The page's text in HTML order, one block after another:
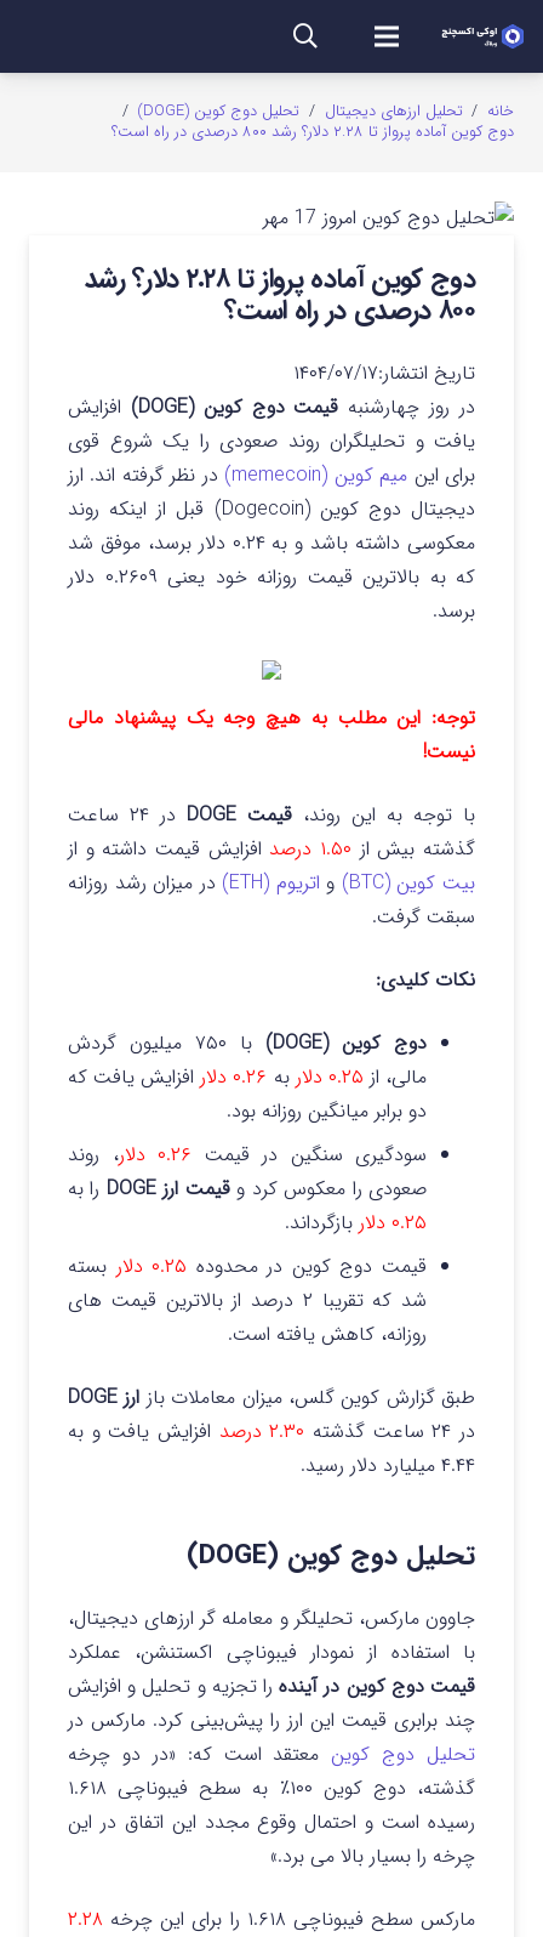
خانه / تحلیل ارزهای دیجیتال / تحلیل دوج کوین (DOGE)
/
دوج کوین آماده پرواز تا ۲.۲۸ دلار؟ رشد ۸۰۰ درصدی در راه است؟
دوج کوین آماده پرواز تا ۲.۲۸ دلار؟ رشد
۸۰۰ درصدی در راه است؟
تاریخ انتشار:۱۴۰۴/۰۷/۱۷
در روز چهارشنبه قیمت دوج کوین (DOGE)
افزایش
یافت و تحلیلگران روند صعودی را یک شروع قوی
برای این میم کوین (memecoin) در نظر گرفته اند. ارز
دیجیتال دوج کوین (Dogecoin) قبل از اینکه روند
معکوسی داشته باشد و به ۰.۲۴ دلار برسد، موفق شد
که به بالاترین قیمت روزانه خود یعنی ۰.۲۶۰۹ دلار
برسد.
توجه: این مطلب به هیچ وجه یک پیشنهاد مالی
نیست!
با توجه به این روند، قیمت DOGE
در ۲۴ ساعت
گذشته بیش از ۱.۵۰ درصد
افزایش قیمت داشته و از
بیت کوین (BTC)
و اتریوم (ETH)
در میزان رشد روزانه
سبقت گرفت.
نکات کلیدی:
دوج کوین (DOGE)
با ۷۵۰ میلیون گردش
مالی، از
به ۰.۲۶ دلار
افزایش یافت که
دو برابر میانگین روزانه بود.
سودگیری سنگین در قیمت ۰.۲۶ دلار
، روند
صعودی را معکوس کرد وقیمت ارز DOGE
را به
۰.۲۵ دلار
بازگرداند.
قیمت دوج کوین در محدوده ۰.۲۵ دلار
بسته
شد که تقریبا ۲ درصد از بالاترین قیمت های
روزانه، کاهش یافته است.
طبق گزارش کوین گلس، میزان معاملات باز ارز DOGE
در ۲۴ ساعت گذشته
۲.۳۰ درصد
افزایش یافت و به
۴.۴۴ میلیارد دلار رسید.
تحلیل دوج کوین (DOGE)
جاوون مارکس، تحلیلگر و معامله گر ارزهای دیجیتال،
با استفاده از نمودار فیبوناچی اکستنشن، عملکرد
قیمت دوج کوین در آیندهرا تجزیه و تحلیل و افزایش
چند برابری قیمت این ارز را پیش‌بینی کرد. مارکس در
تحلیل دوج کوین معتقد است که: «در دو چرخه
گذشته، دوج کوین ۱۰۰٪ به سطح فیبوناچی ۱.۶۱۸
رسیده است و احتمال وقوع مجدد این اتفاق در این
چرخه را بسیار بالا می برد.»
مارکس سطح فیبوناچی ۱.۶۱۸ را برای این چرخه
۲.۲۸